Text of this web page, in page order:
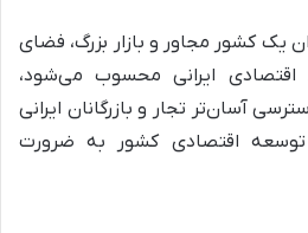
یک کشور مجاور و بازار بزرگ، فضای
اقتصادی ایرانی محسوب می‌شود،
آسان‌تر تجار و بازرگانان ایرانی
توسعه اقتصادی کشور به ضرورت